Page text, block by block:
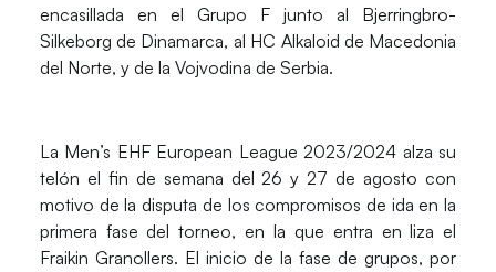
encasillada en el Grupo F junto al Bjerringbro-
Silkeborg de Dinamarca, al HC Alkaloid de Macedonia
del Norte, y de la Vojvodina de Serbia.
La Men’s EHF European League 2023/2024 alza su
telón el fin de semana del 26 y 27 de agosto con
motivo de la disputa de los compromisos de ida en la
primera fase del torneo, en la que entra en liza el
Fraikin Granollers. El inicio de la fase de grupos, por